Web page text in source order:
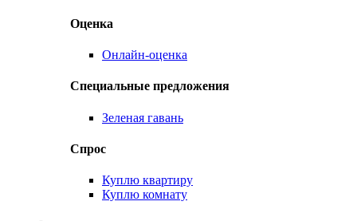
Оценка
Онлайн-оценка
Специальные предложения
Зеленая гавань
Спрос
Куплю квартиру
Куплю комнату